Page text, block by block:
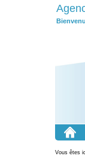
Vous êtes